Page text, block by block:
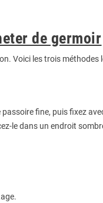
de germoir
Voici les trois méthodes
fine, puis fixez
le dans un endroit